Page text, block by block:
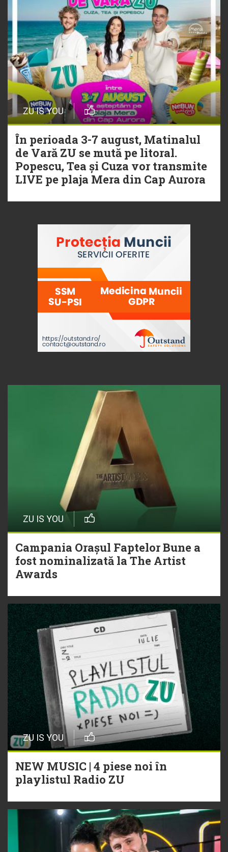
ZU IS YOU
În perioada 3-7 august, Matinalul
de Vară ZU se mută pe litoral.
Popescu, Tea și Cuza vor transmite
LIVE pe plaja Mera din Cap Aurora
ZU IS YOU
Campania Orașul Faptelor Bune a
fost nominalizată la The Artist
Awards
ZU IS YOU
NEW MUSIC | 4 piese noi în
playlistul Radio ZU